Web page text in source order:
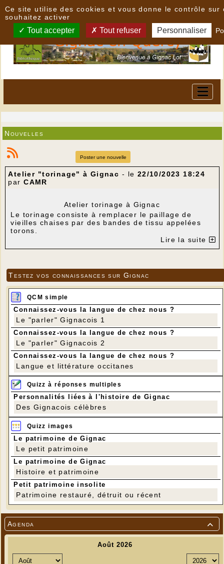

Agenda
Nouvelles
Poster une nouvelle
Atelier "torinage" à Gignac - le 22/10/2023 18:24
parCAMR
Atelier torinage à Gignac
Le torinage consiste à remplacer le paillage de
vieilles chaises par des bandes de tissu appelées
torons.
Ces bandes sont découpées dans de vieux draps,
des tissus en tous genres. Activité de recyclage par
Marie Ponsonnaille, 9 chaises ont retrouvé une
nouvelle vie.
L'ambiance était très chaleureuse, conviviale.
D'autres stages seront organisés dans un avenir
proche.
Contactez nous si vous êtes intéressé-es.
L'atelier
---
Lire la suite
Testez vos connaissances sur Gignac
QCM simple
Connaissez-vous la langue de chez nous ?
Le "parler" Gignacois 1
Connaissez-vous la langue de chez nous ?
Le "parler" Gignacois 2
Connaissez-vous la langue de chez nous ?
Langue et littérature occitanes
Quizz à réponses multiples
Personnalités liées à l'histoire de Gignac
Des Gignacois célèbres
Quizz images
Le patrimoine de Gignac
Le petit patrimoine
Le patrimoine de Gignac
Histoire et patrimoine
Petit patrimoine insolite
Patrimoine restauré, détruit ou récent
Ce site utilise des cookies et vous donne le contrôle sur
souhaitez activer
Tout accepter Tout refuser Personnaliser